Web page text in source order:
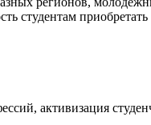
студентам
активизация